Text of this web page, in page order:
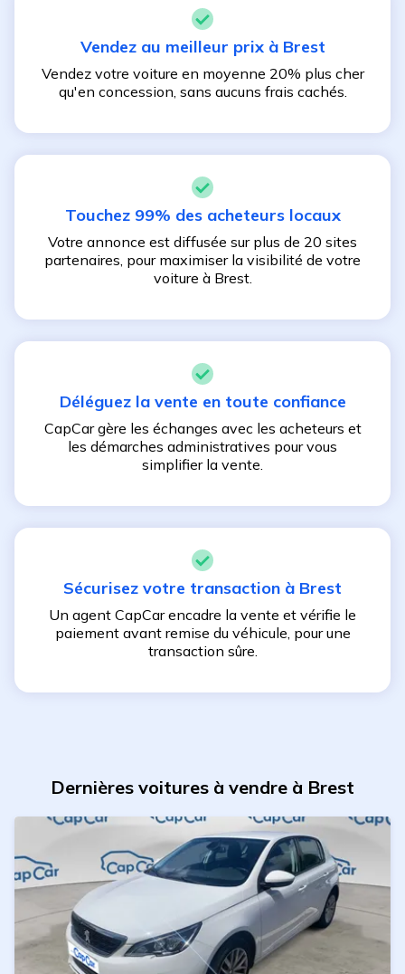
Vendez au meilleur prix à Brest
Vendez votre voiture en moyenne 20% plus cher
qu'en concession, sans aucuns frais cachés.
Touchez 99% des acheteurs locaux
Votre annonce est diffusée sur plus de 20 sites
partenaires, pour maximiser la visibilité de votre
voiture à Brest.
Déléguez la vente en toute confiance
CapCar gère les échanges avec les acheteurs et
les démarches administratives pour vous
simplifier la vente.
Sécurisez votre transaction à Brest
Un agent CapCar encadre la vente et vérifie le
paiement avant remise du véhicule, pour une
transaction sûre.
Dernières voitures à vendre à Brest